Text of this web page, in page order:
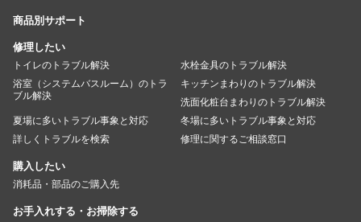
商品別サポート
修理したい
トイレのトラブル解決
水栓金具のトラブル解決
浴室（システムバスルーム）のトラ
ブル解決
キッチンまわりのトラブル解決
洗面化粧台まわりのトラブル解決
夏場に多いトラブル事象と対応
冬場に多いトラブル事象と対応
詳しくトラブルを検索
修理に関するご相談窓口
購入したい
消耗品・部品のご購入先
お手入れする・お掃除する